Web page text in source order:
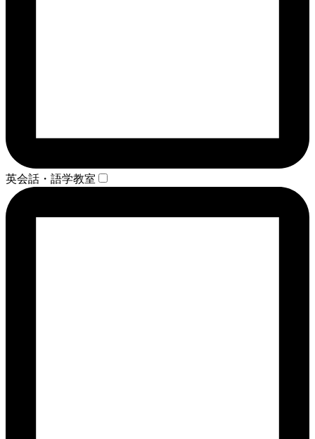
英会話・語学教室